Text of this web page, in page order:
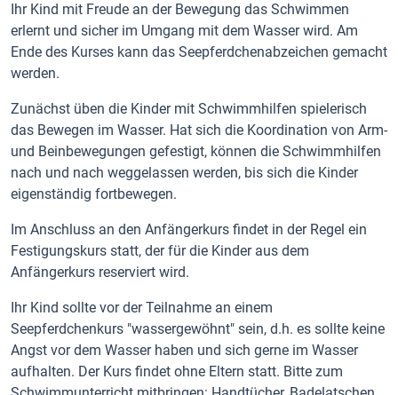
Ihr Kind mit Freude an der Bewegung das Schwimmen
erlernt und sicher im Umgang mit dem Wasser wird. Am
Ende des Kurses kann das Seepferdchenabzeichen gemacht
werden.
Zunächst üben die Kinder mit Schwimmhilfen spielerisch
das Bewegen im Wasser. Hat sich die Koordination von Arm-
und Beinbewegungen gefestigt, können die Schwimmhilfen
nach und nach weggelassen werden, bis sich die Kinder
eigenständig fortbewegen.
Im Anschluss an den Anfängerkurs findet in der Regel ein
Festigungskurs statt, der für die Kinder aus dem
Anfängerkurs reserviert wird.
Ihr Kind sollte vor der Teilnahme an einem
Seepferdchenkurs "wassergewöhnt" sein, d.h. es sollte keine
Angst vor dem Wasser haben und sich gerne im Wasser
aufhalten. Der Kurs findet ohne Eltern statt. Bitte zum